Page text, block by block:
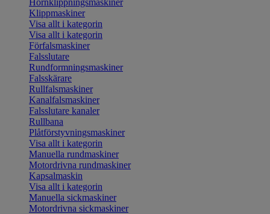
Hörnklippningsmaskiner
Klippmaskiner
Visa allt i kategorin
Visa allt i kategorin
Förfalsmaskiner
Falsslutare
Rundformningsmaskiner
Falsskärare
Rullfalsmaskiner
Kanalfalsmaskiner
Falsslutare kanaler
Rullbana
Plåtförstyvningsmaskiner
Visa allt i kategorin
Manuella rundmaskiner
Motordrivna rundmaskiner
Kapsalmaskin
Visa allt i kategorin
Manuella sickmaskiner
Motordrivna sickmaskiner